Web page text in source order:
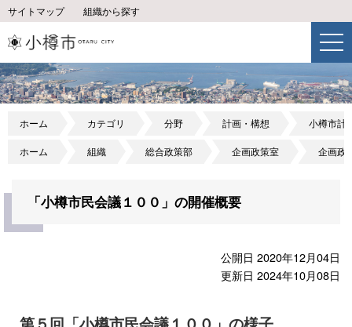
サイトマップ 組織から探す
ホーム カテゴリ 分野 計画・構想 小樽市計
ホーム 組織 総合政策部 企画政策室 企画政
「小樽市民会議１００」の開催概要
公開日 2020年12月04日
更新日 2024年10月08日